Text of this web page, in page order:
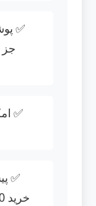
جز
✅
خرید 20 شماره اضافی از کشورهای مختلف